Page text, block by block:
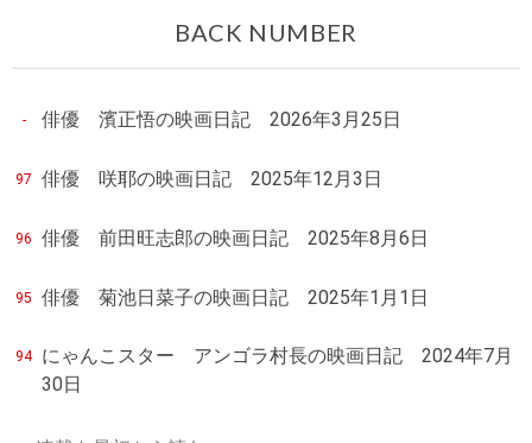
BACK NUMBER
- 俳優 濱正悟の映画日記 2026年3月25日
97 俳優 咲耶の映画日記 2025年12月3日
96 俳優 前田旺志郎の映画日記 2025年8月6日
95 俳優 菊池日菜子の映画日記 2025年1月1日
94
にゃんこスター アンゴラ村長の映画日記 2024年7月
30日